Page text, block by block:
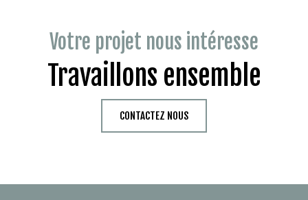
Votre projet nous intéresse
Travaillons ensemble
CONTACTEZ NOUS